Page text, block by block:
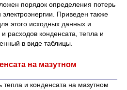
порядок определения потерь
Приведен также
этого исходных данных и
расходов конденсата, тепла и
в виде таблицы.
на мазутном
тепла и конденсата на мазутном